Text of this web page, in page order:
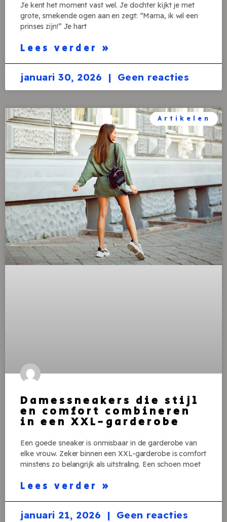
Je kent het moment vast wel. Je dochter kijkt je met
grote, smekende ogen aan en zegt: “Mama, ik wil een
prinses zijn!” Je hart
Lees verder »
januari 30, 2026 Geen reacties
Artikelen
Damessneakers die stijl
en comfort combineren
in een XXL-garderobe
Een goede sneaker is onmisbaar in de garderobe van
elke vrouw. Zeker binnen een XXL-garderobe is comfort
minstens zo belangrijk als uitstraling. Een schoen moet
Lees verder »
januari 21, 2026 Geen reacties